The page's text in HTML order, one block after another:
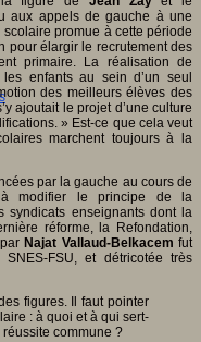
aux appels de gauche à une
promue à cette période
pour élargir le recrutement des
primaire. La réalisation de
enfants au sein d’un seul
des meilleurs élèves des
ajoutait le projet d’une culture
» Est-ce que cela veut
marchent toujours à la
par la gauche au cours de
à modifier le principe de la
syndicats enseignants dont la
réforme, la Refondation,
Najat Vallaud-Belkacem fut
FSU, et détricotée très
figures. Il faut pointer
: à quoi et à qui sert-
commune ?